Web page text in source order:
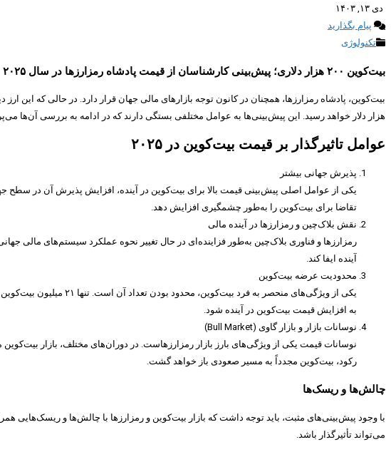
دی ۱۳, ۱۴۰۳
پیام بگذارید
تکنولوژی
بیت‌کوین ۲۰۰ هزار دلاری؛ پیش‌بینی کارشناسان از قیمت پادشاه رمزارزها در سال ۲۰۲۵
بیت‌کوین، پادشاه رمزارزها، همچنان در کانون توجه بازارهای مالی جهان قرار دارد. در حالی که این
هزار دلار خواهد رسید. این پیش‌بینی‌ها به عوامل مختلفی بستگی دارند که در ادامه به بررسی آن‌ها
عوامل تاثیرگذار بر قیمت بیت‌کوین در ۲۰۲۵
پذیرش جهانی بیشتر
یکی از عوامل اصلی پیش‌بینی قیمت بالا برای بیت‌کوین در آینده، افزایش پذیرش آن در سطح
تقاضا برای بیت‌کوین را به‌طور چشمگیری افزایش دهد.
نقش بلاک‌چین و رمزارزها در آینده مالی
رمزارزها و فناوری بلاک‌چین به‌طور فزاینده‌ای در حال تغییر نحوه عملکرد سیستم‌های مالی
آینده ایفا کند.
محدودیت عرضه بیت‌کوین
یکی از ویژگی‌های
به افزایش قیمت بیت‌کوین در آینده شود.
نوسانات بازار و بازار گاوی (Bull Market)
رکود، بیت‌کوین مجدداً به مسیر صعودی باز خواهد گشت.
چالش‌ها و ریسک‌ها
با وجود پیش‌بینی‌های مثبت، باید توجه داشت که بازار بیت‌کوین و رمزارزها با چالش‌ها و ریسک‌هایی
می‌تواند تأثیرگذار باشد.